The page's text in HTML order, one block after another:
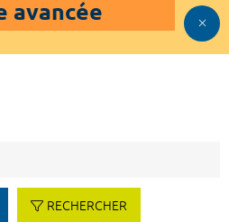
avancée
RECHERCHER